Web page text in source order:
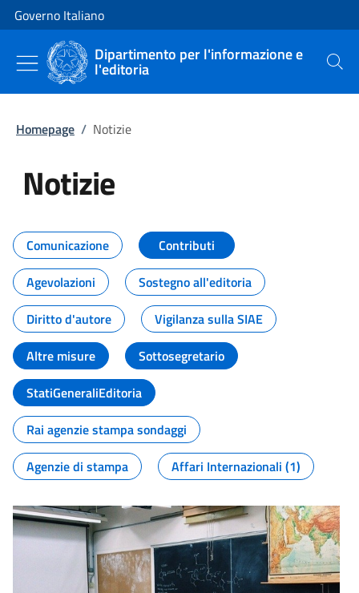
Vai al contenuto
Vai alla navigazione del sito
Governo Italiano
Dipartimento per l'informazione e
l'editoria Cerca
Homepage / Notizie
Notizie
Tutti i contenuti della pagina
Comunicazione
Contributi
Agevolazioni
Sostegno all'editoria
Diritto d'autore
Vigilanza sulla SIAE
Altre misure
Sottosegretario
StatiGeneraliEditoria
Rai agenzie stampa sondaggi
Agenzie di stampa
Affari Internazionali (1)